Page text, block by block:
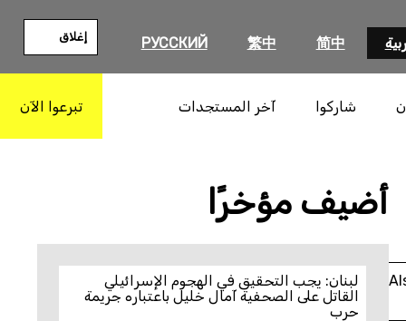
简中
繁中
РУССКИЙ إغلاق
شاركوا آخر المستجدات تبرعوا الآن
أضيف مؤخرًا
لبنان: يجب التحقيق في الهجوم الإسرائيلي
القاتل على الصحفية آمال خليل باعتباره جريمة
حرب